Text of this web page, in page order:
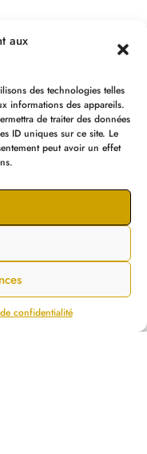
aux
des technologies telles
informations des appareils.
de traiter des données
ID uniques sur ce site. Le
peut avoir un effet
confidentialité